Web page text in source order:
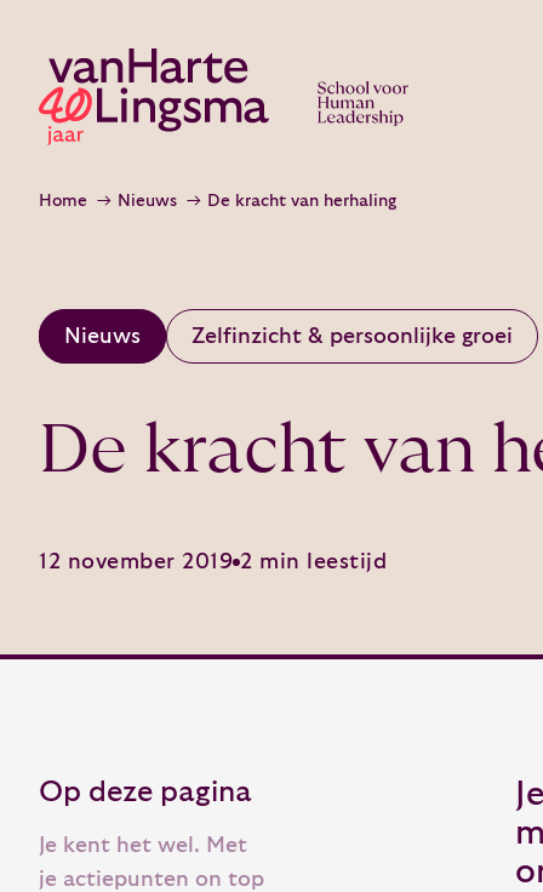
Home Nieuws De kracht van herhaling
Nieuws Zelfinzicht & persoonlijke groei
De kracht van
12 november 2019 2 min leestijd
Op deze pagina
Je kent het wel. Met
je actiepunten on top